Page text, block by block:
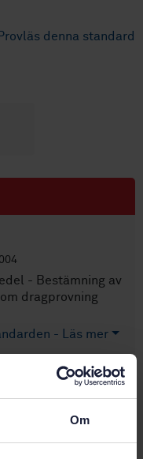
Om
Provläs denna standard
- Bestämning av
dragprovning
- Läs mer
Pris:687 SEK